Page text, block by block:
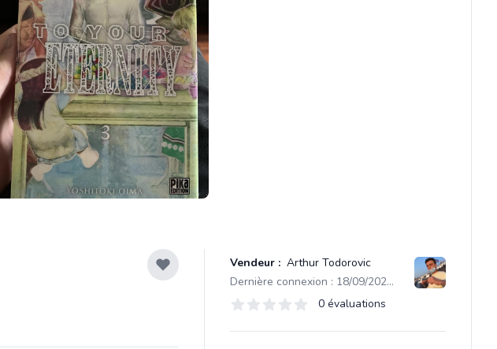
Vendeur : Arthur Todorovic
Dernière connexion : 18/09/2023 14:57
Évaluations
0 sur 5 étoiles 0 évaluations